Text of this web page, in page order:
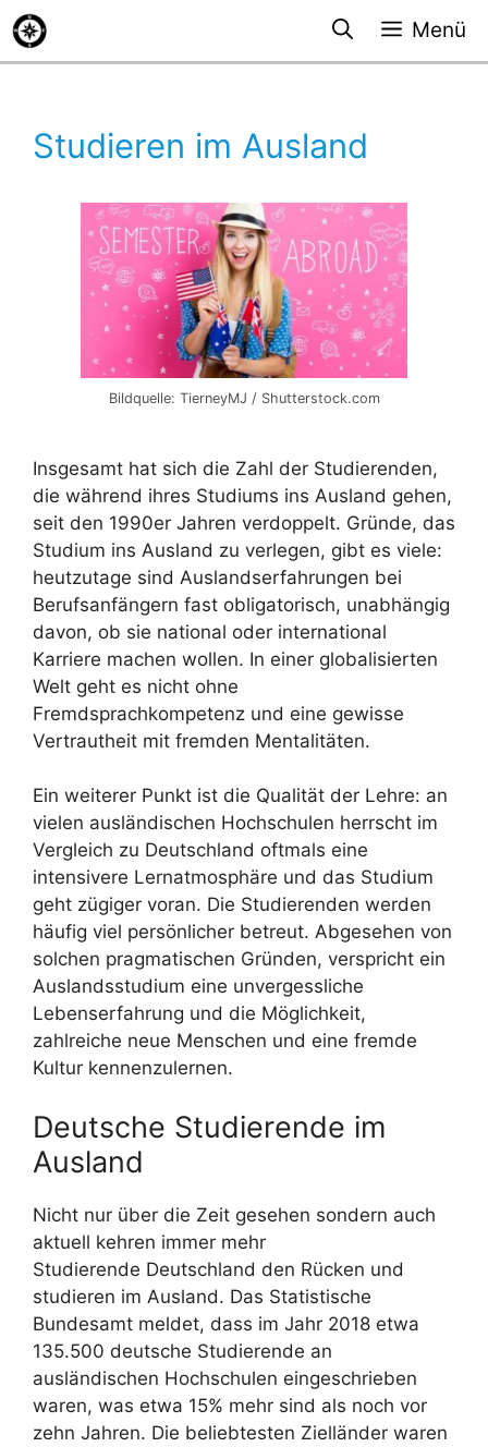
Zum
Inhalt
springen
Menü
Studieren im Ausland
Bildquelle: TierneyMJ / Shutterstock.com
Insgesamt hat sich die Zahl der Studierenden,
die während ihres Studiums ins Ausland gehen,
seit den 1990er Jahren verdoppelt. Gründe, das
Studium ins Ausland zu verlegen, gibt es viele:
heutzutage sind Auslandserfahrungen bei
Berufsanfängern fast obligatorisch, unabhängig
davon, ob sie national oder international
Karriere machen wollen. In einer globalisierten
Welt geht es nicht ohne
Fremdsprachkompetenz und eine gewisse
Vertrautheit mit fremden Mentalitäten.
Ein weiterer Punkt ist die Qualität der Lehre: an
vielen ausländischen Hochschulen herrscht im
Vergleich zu Deutschland oftmals eine
intensivere Lernatmosphäre und das Studium
geht zügiger voran. Die Studierenden werden
häufig viel persönlicher betreut. Abgesehen von
solchen pragmatischen Gründen, verspricht ein
Auslandsstudium eine unvergessliche
Lebenserfahrung und die Möglichkeit,
zahlreiche neue Menschen und eine fremde
Kultur kennenzulernen.
Deutsche Studierende im
Ausland
Nicht nur über die Zeit gesehen sondern auch
aktuell kehren immer mehr
Studierende Deutschland den Rücken und
studieren im Ausland. Das Statistische
Bundesamt meldet, dass im Jahr 2018 etwa
135.500 deutsche Studierende an
ausländischen Hochschulen eingeschrieben
waren, was etwa 15% mehr sind als noch vor
zehn Jahren. Die beliebtesten Zielländer waren